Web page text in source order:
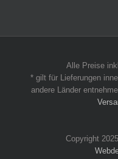
Alle Preise
* gilt für Lieferungen
andere Länder
Copyright 2025